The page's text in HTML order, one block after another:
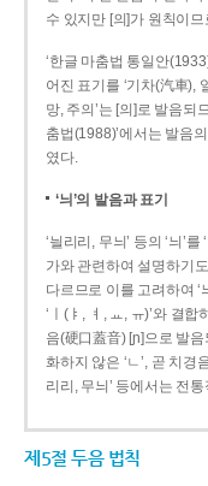
수 있지만 [의]가 원칙이므
‘한글 마춤법 통일안
어진 표기를 ‘기차(汽車),
망, 주의’는 [의]로 발음되
춤법(1988)’에서는 발음
였다.
‘늬’의 발음과 표기
‘늴리리, 무늬’ 등의 ‘늬’
가와 관련하여 설명하기도
다르므로 이를 고려하여 ‘
‘ㅣ(ㅑ, ㅕ, ㅛ, ㅠ)’와 결합
음(硬口蓋音) [ɲ]으로 발음
화하지 않은 ‘ㄴ’, 곧 치경
리리, 무늬’ 등에서는 전
제5절 두음 법칙